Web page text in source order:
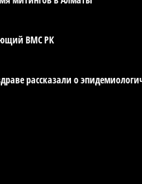
5
4
ВМС РК
рассказали о